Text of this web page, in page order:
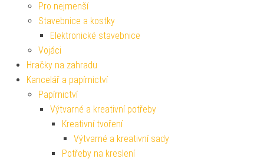
Pro nejmenší
Stavebnice a kostky
Elektronické stavebnice
Vojáci
Hračky na zahradu
Kancelář a papírnictví
Papírnictví
Výtvarné a kreativní potřeby
Kreativní tvoření
Výtvarné a kreativní sady
Potřeby na kreslení